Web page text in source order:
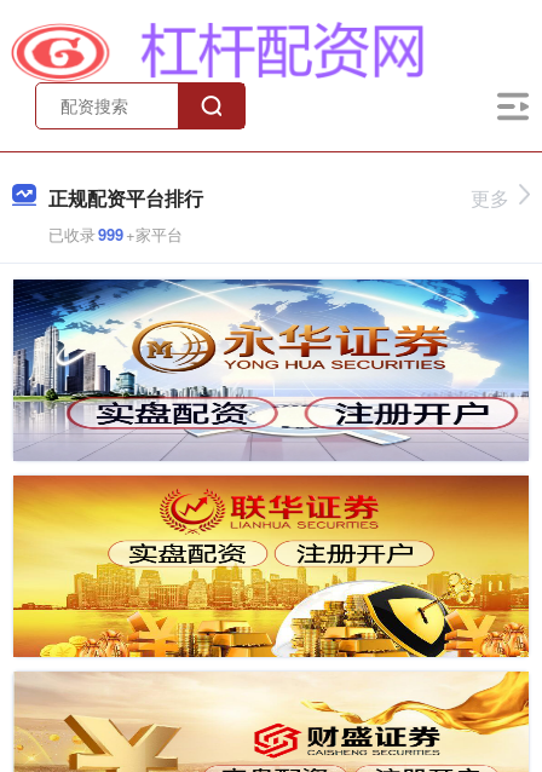
正规配资平台排行
已收录999+家平台
更多